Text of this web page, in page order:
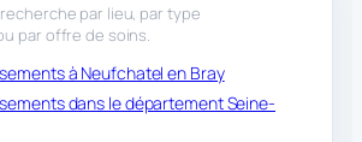
par lieu, par type
par offre de soins.
à Neufchatel en Bray
dans le département Seine-